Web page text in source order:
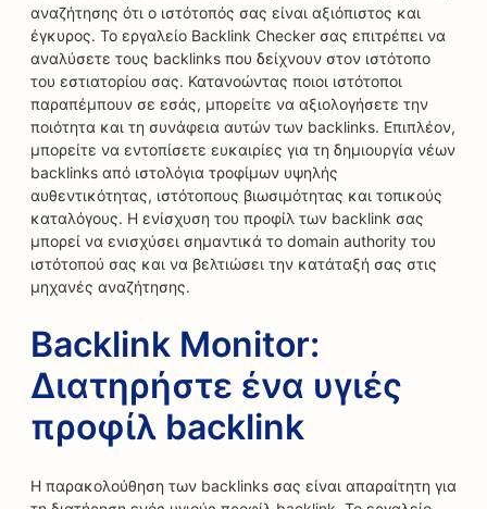
αναζήτησης ότι ο ιστότοπός σας είναι αξιόπιστος και
έγκυρος. Το εργαλείο Backlink Checker σας επιτρέπει να
αναλύσετε τους backlinks που δείχνουν στον ιστότοπο
του εστιατορίου σας. Κατανοώντας ποιοι ιστότοποι
παραπέμπουν σε εσάς, μπορείτε να αξιολογήσετε την
ποιότητα και τη συνάφεια αυτών των backlinks. Επιπλέον,
μπορείτε να εντοπίσετε ευκαιρίες για τη δημιουργία νέων
backlinks από ιστολόγια τροφίμων υψηλής
αυθεντικότητας, ιστότοπους βιωσιμότητας και τοπικούς
καταλόγους. Η ενίσχυση του προφίλ των backlink σας
μπορεί να ενισχύσει σημαντικά το domain authority του
ιστότοπού σας και να βελτιώσει την κατάταξή σας στις
μηχανές αναζήτησης.
Backlink Monitor:
Διατηρήστε ένα υγιές
προφίλ backlink
Η παρακολούθηση των backlinks σας είναι απαραίτητη για